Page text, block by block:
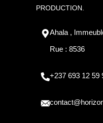
PRODUCTION.
Ahala ,
Rue : 8536
+237 693 12 59